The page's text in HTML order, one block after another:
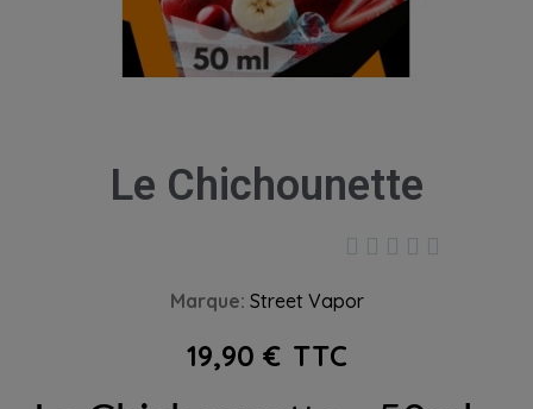
Le Chichounette
    
Marque Street Vapor
19,90 € TTC